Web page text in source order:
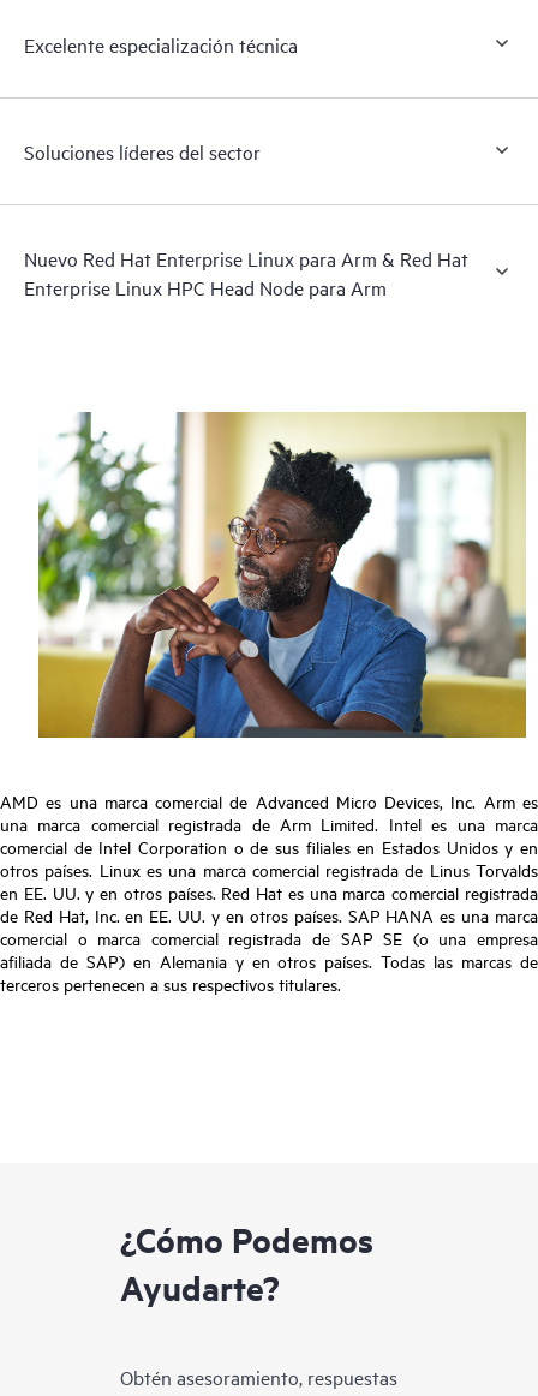
Excelente especialización técnica
Soluciones líderes del sector
Nuevo Red Hat Enterprise Linux para Arm & Red Hat
Enterprise Linux HPC Head Node para Arm
AMD es una marca comercial de Advanced Micro Devices, Inc. Arm es
una marca comercial registrada de Arm Limited. Intel es una marca
comercial de Intel Corporation o de sus filiales en Estados Unidos y en
otros países. Linux es una marca comercial registrada de Linus Torvalds
en EE. UU. y en otros países. Red Hat es una marca comercial registrada
de Red Hat, Inc. en EE. UU. y en otros países. SAP HANA es una marca
comercial o marca comercial registrada de SAP SE (o una empresa
afiliada de SAP) en Alemania y en otros países. Todas las marcas de
terceros pertenecen a sus respectivos titulares.
¿Cómo Podemos
Ayudarte?
Obtén asesoramiento, respuestas